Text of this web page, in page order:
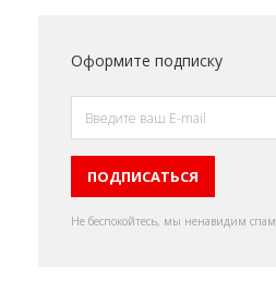
Оформите подписку
Не беспокойтесь, мы ненавидим спам